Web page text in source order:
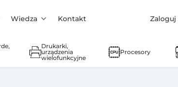
Wiedza Kontakt Zaloguj
Drukarki,
urządzenia
wielofunkcyjne
Procesory